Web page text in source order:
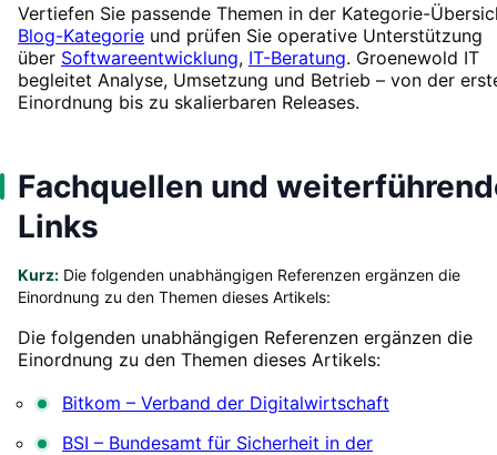
Vertiefen Sie passende Themen in der Kategorie-
Blog-Kategorie und prüfen Sie operative Unterstützung
über Softwareentwicklung, IT-Beratung. Groenewold IT
begleitet Analyse, Umsetzung und Betrieb – von der
Einordnung bis zu skalierbaren Releases.
Fachquellen und
Links
Kurz: Die folgenden unabhängigen Referenzen ergänzen die
Einordnung zu den Themen dieses Artikels:
Die folgenden unabhängigen Referenzen ergänzen die
Einordnung zu den Themen dieses Artikels:
Bitkom – Verband der Digitalwirtschaft
BSI – Bundesamt für Sicherheit in der